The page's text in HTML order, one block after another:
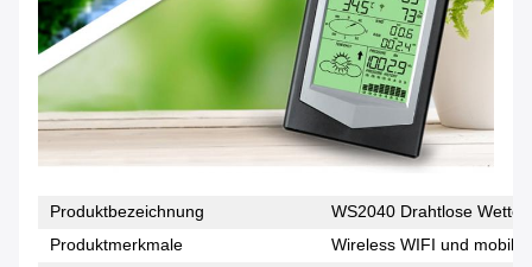
Produktbezeichnung
WS2040 Drahtlose
Produktmerkmale
Wireless WIFI und mobile